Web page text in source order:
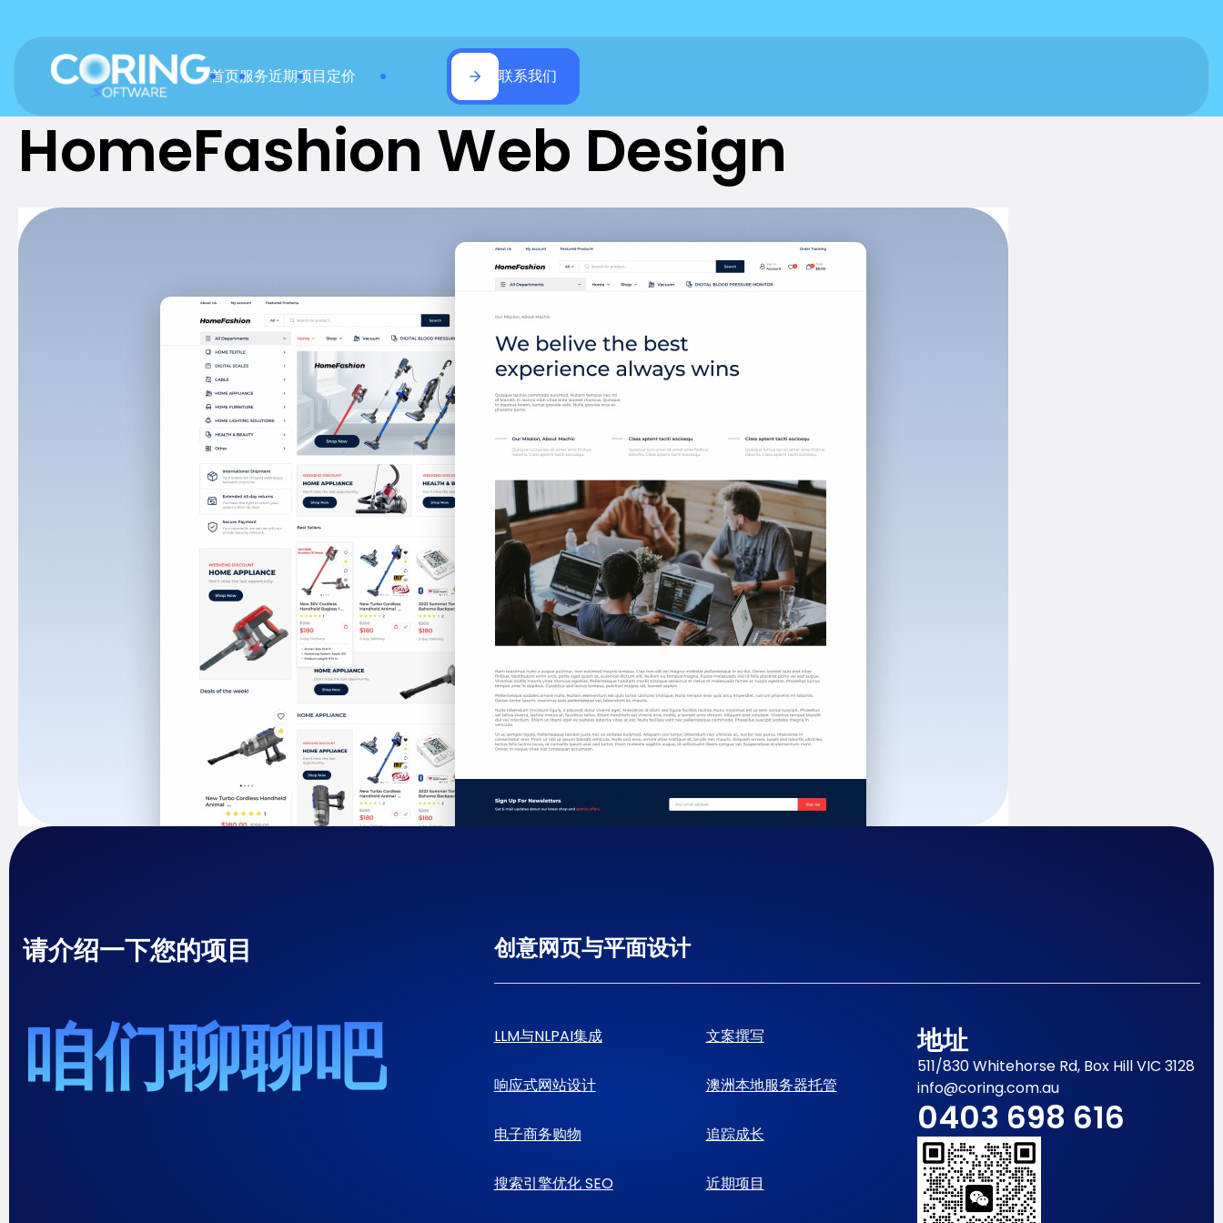
首页服务近期项目定价 联系我们
HomeFashion Web Design
请介绍一下您的项目
咱们聊聊吧
创意网页与平面设计
LLM与NLPAI集成 文案撰写
响应式网站设计 澳洲本地服务器托管
电子商务购物 追踪成长
搜索引擎优化 SEO 近期项目
地址
511/830 Whitehorse Rd, Box Hill VIC 3128
info@coring.com.au
0403 698 616